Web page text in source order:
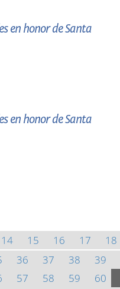
en honor de Santa
en honor de Santa
14 15 16 17 18
36 37 38 39
57 58 59 60